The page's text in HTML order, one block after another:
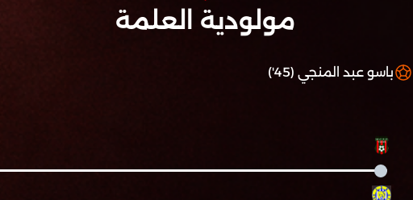
مولودية العلمة
باسو عبد المنجي (45')